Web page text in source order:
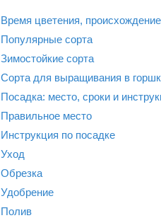
Время цветения,
Популярные сорта
Зимостойкие сорта
Сорта для выращивания в
Посадка: место, сроки и
Правильное место
Инструкция по посадке
Уход
Обрезка
Удобрение
Полив